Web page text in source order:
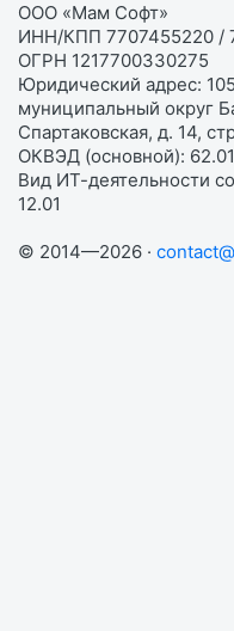
ООО «Мам Софт»
ИНН/КПП 7707455220 /
ОГРН 1217700330275
Юридический адрес:
муниципальный округ
Спартаковская, д. 14,
ОКВЭД (основной): 62.01
Вид ИТ-деятельности
12.01
© 2014—2026 ·